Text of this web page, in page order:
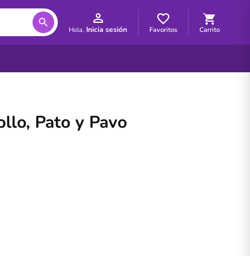
Hola, Inicia sesión Favoritos Carrito
Pato y Pavo